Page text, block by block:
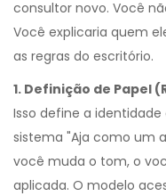
consultor novo. Você
Você explicaria quem
as regras do escritório.
1. Definição de Papel
Isso define a
sistema "Aja como um
você muda o tom, o
aplicada. O modelo